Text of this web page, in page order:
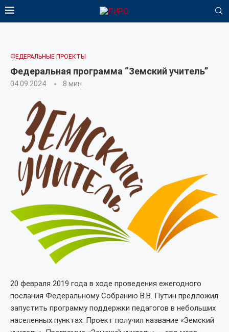
ФЕДЕРАЛЬНЫЕ ПРОЕКТЫ
Федеральная программа “Земский учитель”
04.09.2024 8 мин.
20 февраля 2019 года в ходе проведения ежегодного
послания Федеральному Cобранию В.В. Путин предложил
запустить программу поддержки педагогов в небольших
населенных пунктах. Проект получил название «Земский